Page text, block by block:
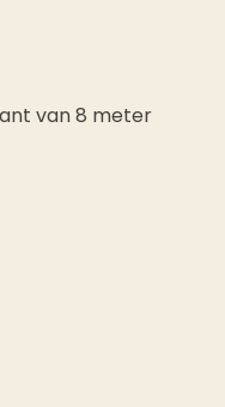
van 8 meter